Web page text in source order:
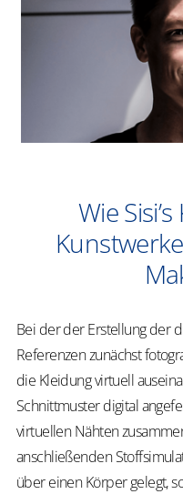
Wie
Bei der der Erstellung der
Referenzen zunächst
die Kleidung virtuell
Schnittmuster digital
virtuellen Nähten
anschließenden
über einen Körper gelegt,